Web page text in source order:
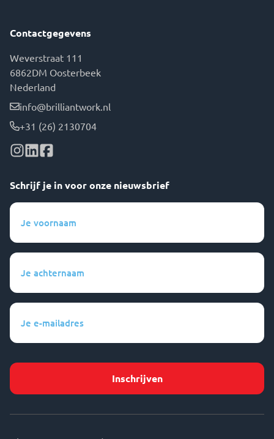
Contactgegevens
Weverstraat 111
6862DM Oosterbeek
Nederland
info@brilliantwork.nl
+31 (26) 2130704
Schrijf je in voor onze nieuwsbrief
Je
voornaam
(Vereist)
Je
achternaam
(Vereist)
Je
mailadres